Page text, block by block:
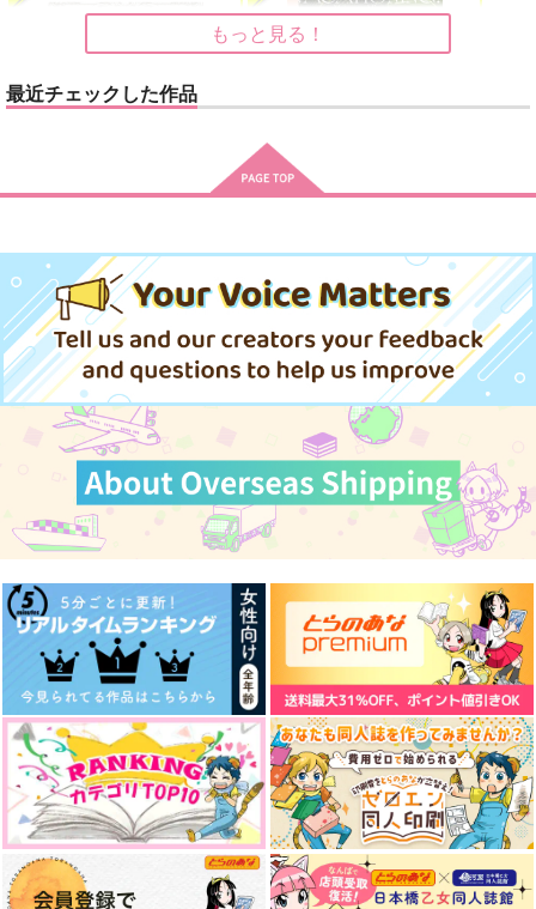
夜明けの唄 7
体感予報 2 青と碧 2
きみは最愛のステラ 上下巻 ミルクなきみとビターな彼 2
愛とかいろいろあるところ あなたは俺の運命でしょ！！
やらしく躾けて愛してあげる－Dom
／Subユニバース－２
最狂ヤンキーが僕だけに夢中な
件！？
MAMORU MIYANO ASIA LIV
E TOUR 2025-2026 ～VACATI
ONING!～/宮野真守
cloud nine(古川 慎盤)/古川慎 春夏秋冬代行者 春の舞
「40までにしたい10のこと2」
ドラマCD特装盤 (マンガ小冊
子セット)
LIMITLESS(初回限定盤)/蒼井
翔太
ドラマCD「甘くて熱くて息も
できない 4」
悲劇の元凶となる最強外道ラ
スボス女王は民の為に尽くし
ます。Season2
もっと見る！
最近チェックした作品